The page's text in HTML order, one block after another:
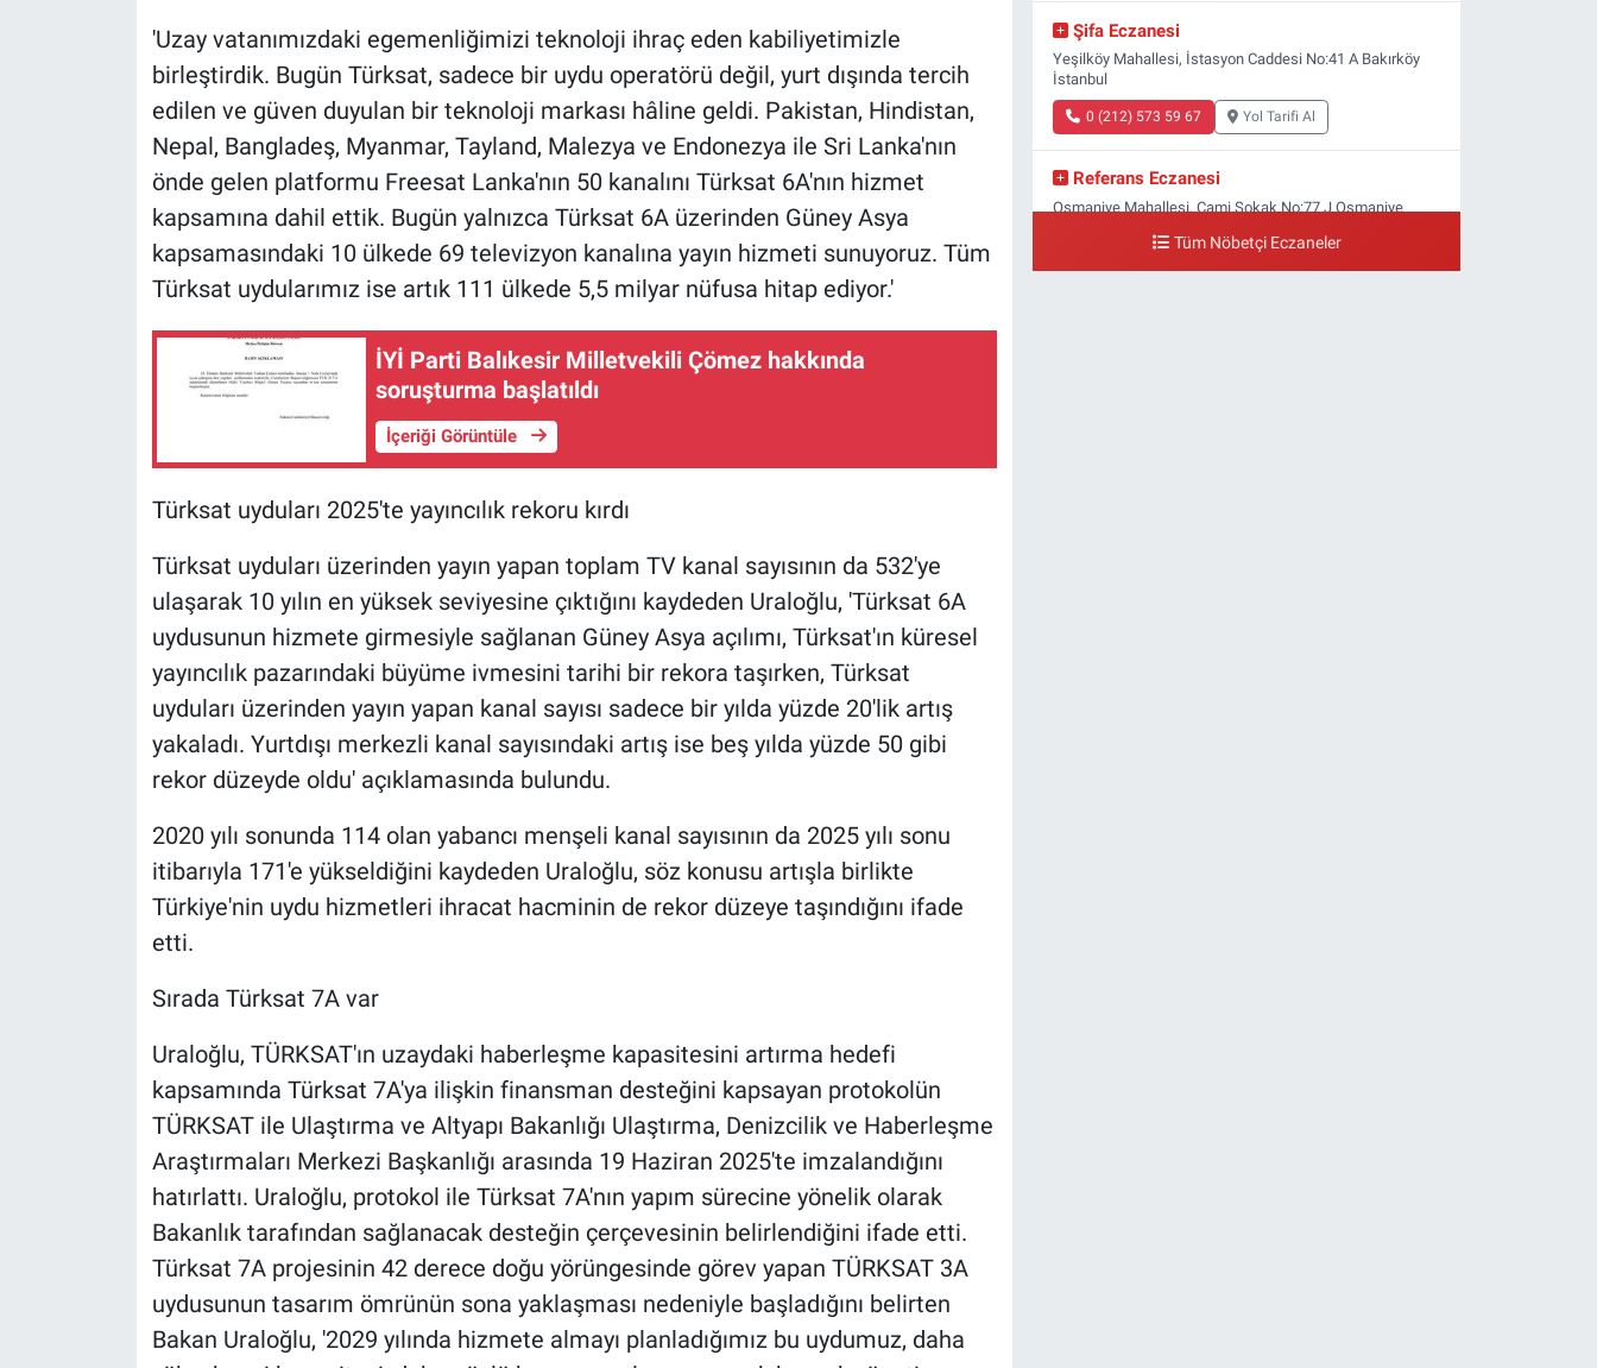
'Uzay vatanımızdaki egemenliğimizi teknoloji ihraç eden kabiliyetimizle
birleştirdik. Bugün Türksat, sadece bir uydu operatörü değil, yurt dışında tercih
edilen ve güven duyulan bir teknoloji markası hâline geldi. Pakistan, Hindistan,
Nepal, Bangladeş, Myanmar, Tayland, Malezya ve Endonezya ile Sri Lanka'nın
önde gelen platformu Freesat Lanka'nın 50 kanalını Türksat 6A'nın hizmet
kapsamına dahil ettik. Bugün yalnızca Türksat 6A üzerinden Güney Asya
kapsamasındaki 10 ülkede 69 televizyon kanalına yayın hizmeti sunuyoruz. Tüm
Türksat uydularımız ise artık 111 ülkede 5,5 milyar nüfusa hitap ediyor.'
İYİ Parti Balıkesir Milletvekili Çömez hakkında
soruşturma başlatıldı
İçeriği Görüntüle
Türksat uyduları 2025'te yayıncılık rekoru kırdı
Türksat uyduları üzerinden yayın yapan toplam TV kanal sayısının da 532'ye
ulaşarak 10 yılın en yüksek seviyesine çıktığını kaydeden Uraloğlu, 'Türksat 6A
uydusunun hizmete girmesiyle sağlanan Güney Asya açılımı, Türksat'ın küresel
yayıncılık pazarındaki büyüme ivmesini tarihi bir rekora taşırken, Türksat
uyduları üzerinden yayın yapan kanal sayısı sadece bir yılda yüzde 20'lik artış
yakaladı. Yurtdışı merkezli kanal sayısındaki artış ise beş yılda yüzde 50 gibi
rekor düzeyde oldu' açıklamasında bulundu.
2020 yılı sonunda 114 olan yabancı menşeli kanal sayısının da 2025 yılı sonu
itibarıyla 171'e yükseldiğini kaydeden Uraloğlu, söz konusu artışla birlikte
Türkiye'nin uydu hizmetleri ihracat hacminin de rekor düzeye taşındığını ifade
etti.
Sırada Türksat 7A var
Uraloğlu, TÜRKSAT'ın uzaydaki haberleşme kapasitesini artırma hedefi
kapsamında Türksat 7A'ya ilişkin finansman desteğini kapsayan protokolün
TÜRKSAT ile Ulaştırma ve Altyapı Bakanlığı Ulaştırma, Denizcilik ve Haberleşme
Araştırmaları Merkezi Başkanlığı arasında 19 Haziran 2025'te imzalandığını
hatırlattı. Uraloğlu, protokol ile Türksat 7A'nın yapım sürecine yönelik olarak
Bakanlık tarafından sağlanacak desteğin çerçevesinin belirlendiğini ifade etti.
Türksat 7A projesinin 42 derece doğu yörüngesinde görev yapan TÜRKSAT 3A
uydusunun tasarım ömrünün sona yaklaşması nedeniyle başladığını belirten
Bakan Uraloğlu, '2029 yılında hizmete almayı planladığımız bu uydumuz, daha
Şifa Eczanesi
Yeşilköy Mahallesi, İstasyon Caddesi No:41 A Bakırköy
İstanbul
0 (212) 573 59 67 Yol Tarifi Al
Referans Eczanesi
Osmaniye Mahallesi, Cami Sokak No:77 J Osmaniye
Tüm Nöbetçi Eczaneler